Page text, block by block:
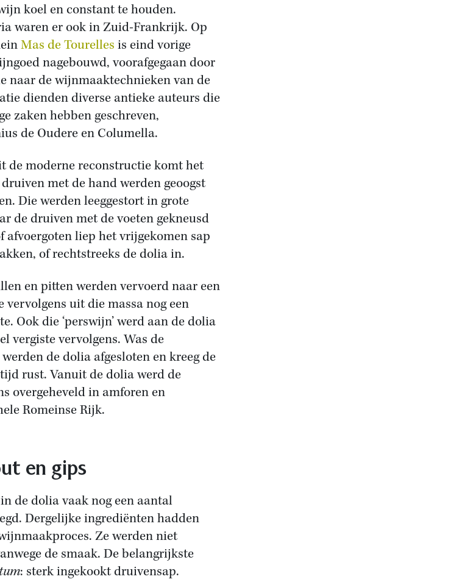
koel en constant te houden.
waren er ook in Zuid-Frankrijk. Op
Mas de Tourelles is eind vorige
nagebouwd, voorafgegaan door
naar de wijnmaaktechnieken van de
dienden diverse antieke auteurs die
zaken hebben geschreven,
de Oudere en Columella.
de moderne reconstructie komt het
met de hand werden geoogst
Die werden leeggestort in grote
de druiven met de voeten gekneusd
afvoergoten liep het vrijgekomen sap
of rechtstreeks de dolia in.
en pitten werden vervoerd naar een
vervolgens uit die massa nog een
Ook die ‘perswijn’ werd aan de dolia
vergiste vervolgens. Was de
de dolia afgesloten en kreeg de
rust. Vanuit de dolia werd de
overgeheveld in amforen en
Romeinse Rijk.
en gips
de dolia vaak nog een aantal
Dergelijke ingrediënten hadden
Ze werden niet
de smaak. De belangrijkste
: sterk ingekookt druivensap.